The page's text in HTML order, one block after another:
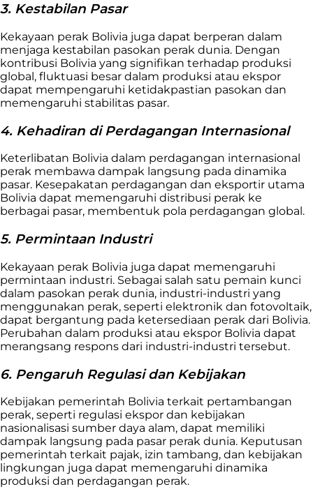
3. Kestabilan Pasar
Kekayaan perak Bolivia juga dapat berperan dalam
menjaga kestabilan pasokan perak dunia. Dengan
kontribusi Bolivia yang signifikan terhadap produksi
global, fluktuasi besar dalam produksi atau ekspor
dapat mempengaruhi ketidakpastian pasokan dan
memengaruhi stabilitas pasar.
4. Kehadiran di Perdagangan Internasional
Keterlibatan Bolivia dalam perdagangan internasional
perak membawa dampak langsung pada dinamika
pasar. Kesepakatan perdagangan dan eksportir utama
Bolivia dapat memengaruhi distribusi perak ke
berbagai pasar, membentuk pola perdagangan global.
5. Permintaan Industri
Kekayaan perak Bolivia juga dapat memengaruhi
permintaan industri. Sebagai salah satu pemain kunci
dalam pasokan perak dunia, industri-industri yang
menggunakan perak, seperti elektronik dan fotovoltaik,
dapat bergantung pada ketersediaan perak dari Bolivia.
Perubahan dalam produksi atau ekspor Bolivia dapat
merangsang respons dari industri-industri tersebut.
6. Pengaruh Regulasi dan Kebijakan
Kebijakan pemerintah Bolivia terkait pertambangan
perak, seperti regulasi ekspor dan kebijakan
nasionalisasi sumber daya alam, dapat memiliki
dampak langsung pada pasar perak dunia. Keputusan
pemerintah terkait pajak, izin tambang, dan kebijakan
lingkungan juga dapat memengaruhi dinamika
produksi dan perdagangan perak.